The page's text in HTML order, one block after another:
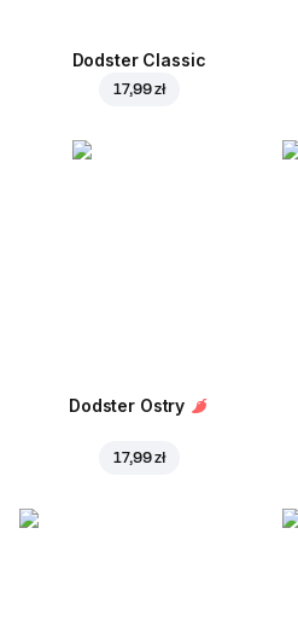
Dodster Classic
17,99 zł
Dodster Ostry
17,99 zł